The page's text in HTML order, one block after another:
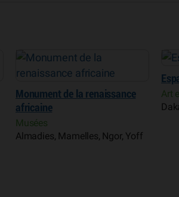
Monument de la renaissance
africaine
Musées
Almadies, Mamelles, Ngor, Yoff
Art